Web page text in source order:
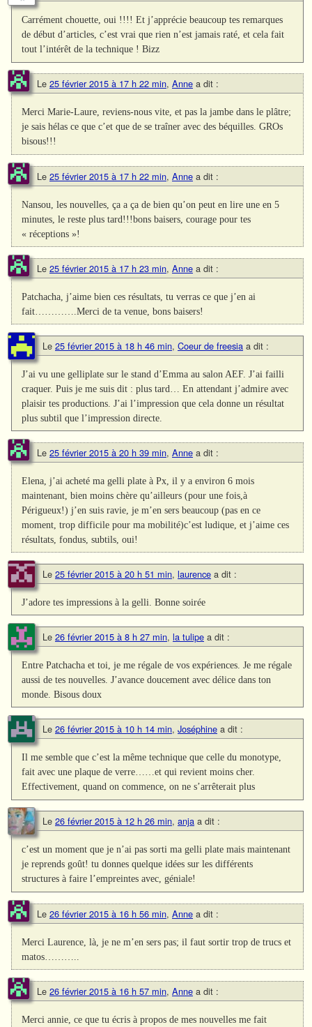
Carrément chouette, oui !!!! Et j’apprécie beaucoup tes remarques
de début d’articles, c’est vrai que rien n’est jamais raté, et cela fait
tout l’intérêt de la technique ! Bizz
Le 25 février 2015 à 17 h 22 min, Anne a dit :
Merci Marie-Laure, reviens-nous vite, et pas la jambe dans le plâtre;
je sais hélas ce que c’et que de se traîner avec des béquilles. GROs
bisous!!!
Le 25 février 2015 à 17 h 22 min, Anne a dit :
Nansou, les nouvelles, ça a ça de bien qu’on peut en lire une en 5
minutes, le reste plus tard!!!bons baisers, courage pour tes
« réceptions »!
Le 25 février 2015 à 17 h 23 min, Anne a dit :
Patchacha, j’aime bien ces résultats, tu verras ce que j’en ai
fait………….Merci de ta venue, bons baisers!
Le 25 février 2015 à 18 h 46 min, Coeur de freesia a dit :
J’ai vu une gelliplate sur le stand d’Emma au salon AEF. J’ai failli
craquer. Puis je me suis dit : plus tard… En attendant j’admire avec
plaisir tes productions. J’ai l’impression que cela donne un résultat
plus subtil que l’impression directe.
Le 25 février 2015 à 20 h 39 min, Anne a dit :
Elena, j’ai acheté ma gelli plate à Px, il y a environ 6 mois
maintenant, bien moins chère qu’ailleurs (pour une fois,à
Périgueux!) j’en suis ravie, je m’en sers beaucoup (pas en ce
moment, trop difficile pour ma mobilité)c’est ludique, et j’aime ces
résultats, fondus, subtils, oui!
Le 25 février 2015 à 20 h 51 min, laurence a dit :
J’adore tes impressions à la gelli. Bonne soirée
Le 26 février 2015 à 8 h 27 min, la tulipe a dit :
Entre Patchacha et toi, je me régale de vos expériences. Je me régale
aussi de tes nouvelles. J’avance doucement avec délice dans ton
monde. Bisous doux
Le 26 février 2015 à 10 h 14 min, Joséphine a dit :
Il me semble que c’est la même technique que celle du monotype,
fait avec une plaque de verre……et qui revient moins cher.
Effectivement, quand on commence, on ne s’arrêterait plus
Le 26 février 2015 à 12 h 26 min, anja a dit :
c’est un moment que je n’ai pas sorti ma gelli plate mais maintenant
je reprends goût! tu donnes quelque idées sur les différents
structures à faire l’empreintes avec, géniale!
Le 26 février 2015 à 16 h 56 min, Anne a dit :
Merci Laurence, là, je ne m’en sers pas; il faut sortir trop de trucs et
matos………..
Le 26 février 2015 à 16 h 57 min, Anne a dit :
Merci annie, ce que tu écris à propos de mes nouvelles me fait